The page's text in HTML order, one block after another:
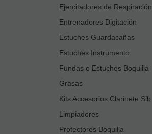
Ejercitadores de Respiración
Entrenadores Digitación
Estuches Guardacañas
Estuches Instrumento
Fundas o Estuches Boquilla
Grasas
Kits Accesorios Clarinete Sib
Limpiadores
Protectores Boquilla